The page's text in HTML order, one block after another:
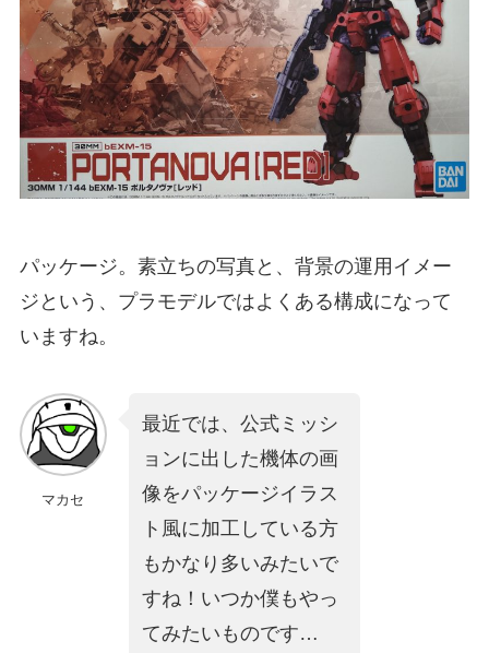
パッケージ。素立ちの写真と、背景の運用イメー
ジという、プラモデルではよくある構成になって
いますね。
マカセ
最近では、公式ミッシ
ョンに出した機体の画
像をパッケージイラス
ト風に加工している方
もかなり多いみたいで
すね！いつか僕もやっ
てみたいものです…